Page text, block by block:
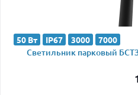
50 Вт IP67 3000 7000
Светильник парковый